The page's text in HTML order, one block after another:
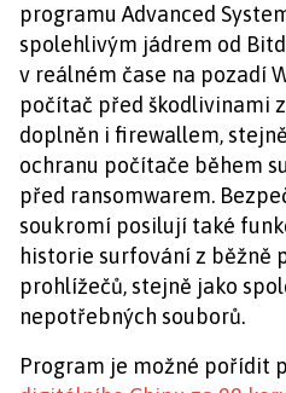
programu Advanced
spolehlivým jádrem od
v reálném čase na pozadí
počítač před škodlivinami
doplněn i firewallem,
ochranu počítače během
před ransomwarem.
soukromí posilují také
historie surfování z běžně
prohlížečů, stejně jako
nepotřebných souborů.
Program je možné pořídit